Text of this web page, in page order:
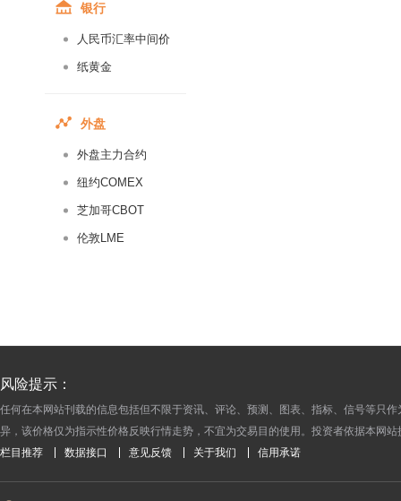
银行
人民币汇率中间价
纸黄金
外盘
外盘主力合约
纽约COMEX
芝加哥CBOT
伦敦LME
2016-06-08
2016-06-03
2016-06-02
风险提示：
任何在本网站刊载的信息包括但不限于资讯、评论、预测、图表、指标、信号等只
异，该价格仅为指示性价格反映行情走势，不宜为交易目的使用。投资者依据本网
栏目推荐 数据接口 意见反馈 关于我们 信用承诺